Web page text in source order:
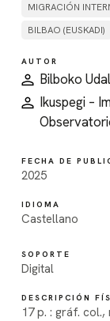
MIGRACIÓN
BILBAO (EUSKADI)
AUTOR
Bilboko
Ikuspegi –
FECHA DE
2025
IDIOMA
Castellano
SOPORTE
Digital
DESCRIPCIÓN
17 p. : gráf. col.,